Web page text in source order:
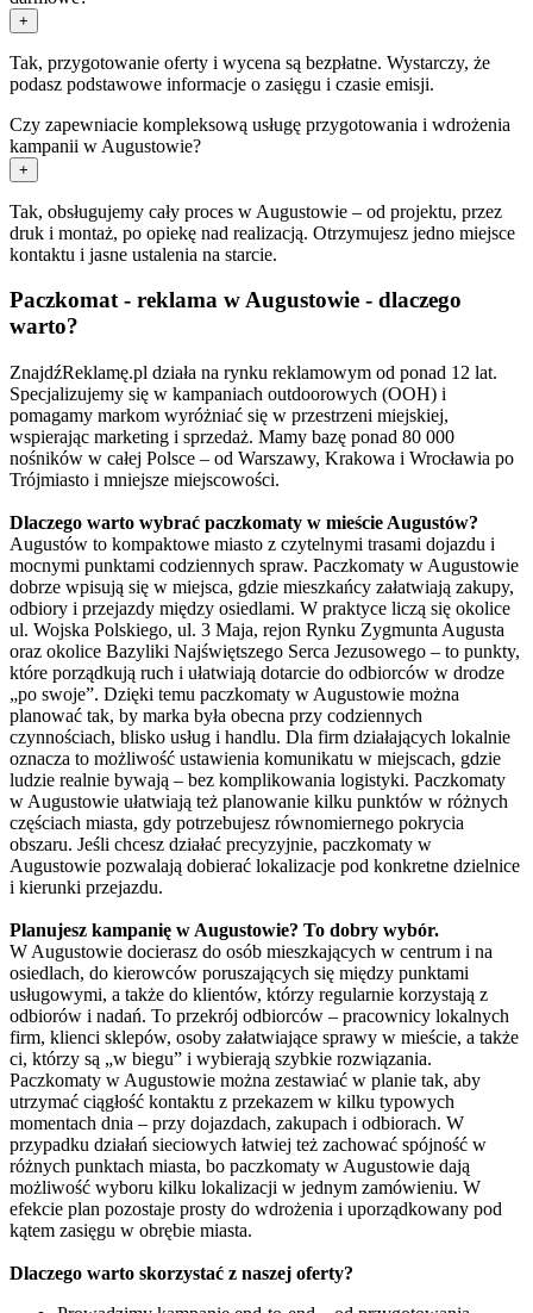
+
Tak, przygotowanie oferty i wycena są bezpłatne. Wystarczy, że
podasz podstawowe informacje o zasięgu i czasie emisji.
Czy zapewniacie kompleksową usługę przygotowania i wdrożenia
kampanii w Augustowie?
+
Tak, obsługujemy cały proces w Augustowie – od projektu, przez
druk i montaż, po opiekę nad realizacją. Otrzymujesz jedno miejsce
kontaktu i jasne ustalenia na starcie.
Paczkomat - reklama w Augustowie - dlaczego
warto?
ZnajdźReklamę.pl działa na rynku reklamowym od ponad 12 lat.
Specjalizujemy się w kampaniach outdoorowych (OOH) i
pomagamy markom wyróżniać się w przestrzeni miejskiej,
wspierając marketing i sprzedaż. Mamy bazę ponad 80 000
nośników w całej Polsce – od Warszawy, Krakowa i Wrocławia po
Trójmiasto i mniejsze miejscowości.
Dlaczego warto wybrać paczkomaty w mieście Augustów?
Augustów to kompaktowe miasto z czytelnymi trasami dojazdu i
mocnymi punktami codziennych spraw. Paczkomaty w Augustowie
dobrze wpisują się w miejsca, gdzie mieszkańcy załatwiają zakupy,
odbiory i przejazdy między osiedlami. W praktyce liczą się okolice
ul. Wojska Polskiego, ul. 3 Maja, rejon Rynku Zygmunta Augusta
oraz okolice Bazyliki Najświętszego Serca Jezusowego – to punkty,
które porządkują ruch i ułatwiają dotarcie do odbiorców w drodze
„po swoje”. Dzięki temu paczkomaty w Augustowie można
planować tak, by marka była obecna przy codziennych
czynnościach, blisko usług i handlu. Dla firm działających lokalnie
oznacza to możliwość ustawienia komunikatu w miejscach, gdzie
ludzie realnie bywają – bez komplikowania logistyki. Paczkomaty
w Augustowie ułatwiają też planowanie kilku punktów w różnych
częściach miasta, gdy potrzebujesz równomiernego pokrycia
obszaru. Jeśli chcesz działać precyzyjnie, paczkomaty w
Augustowie pozwalają dobierać lokalizacje pod konkretne dzielnice
i kierunki przejazdu.
Planujesz kampanię w Augustowie? To dobry wybór.
W Augustowie docierasz do osób mieszkających w centrum i na
osiedlach, do kierowców poruszających się między punktami
usługowymi, a także do klientów, którzy regularnie korzystają z
odbiorów i nadań. To przekrój odbiorców – pracownicy lokalnych
firm, klienci sklepów, osoby załatwiające sprawy w mieście, a także
ci, którzy są „w biegu” i wybierają szybkie rozwiązania.
Paczkomaty w Augustowie można zestawiać w planie tak, aby
utrzymać ciągłość kontaktu z przekazem w kilku typowych
momentach dnia – przy dojazdach, zakupach i odbiorach. W
przypadku działań sieciowych łatwiej też zachować spójność w
różnych punktach miasta, bo paczkomaty w Augustowie dają
możliwość wyboru kilku lokalizacji w jednym zamówieniu. W
efekcie plan pozostaje prosty do wdrożenia i uporządkowany pod
kątem zasięgu w obrębie miasta.
Dlaczego warto skorzystać z naszej oferty?